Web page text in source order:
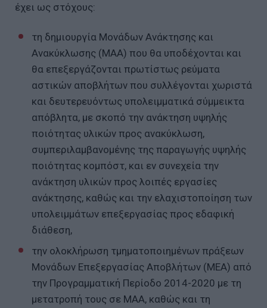
έχει ως στόχους:
τη δημιουργία Μονάδων Ανάκτησης και
Ανακύκλωσης (ΜΑΑ) που θα υποδέχονται και
θα επεξεργάζονται πρωτίστως ρεύματα
αστικών αποβλήτων που συλλέγονται χωριστά
και δευτερευόντως υπολειμματικά σύμμεικτα
απόβλητα, με σκοπό την ανάκτηση υψηλής
ποιότητας υλικών προς ανακύκλωση,
συμπεριλαμβανομένης της παραγωγής υψηλής
ποιότητας κομπόστ, και εν συνεχεία την
ανάκτηση υλικών προς λοιπές εργασίες
ανάκτησης, καθώς και την ελαχιστοποίηση των
υπολειμμάτων επεξεργασίας προς εδαφική
διάθεση,
την ολοκλήρωση τμηματοποιημένων πράξεων
Μονάδων Επεξεργασίας Αποβλήτων (ΜΕΑ) από
την Προγραμματική Περίοδο 2014-2020 με τη
μετατροπή τους σε ΜΑΑ, καθώς και τη